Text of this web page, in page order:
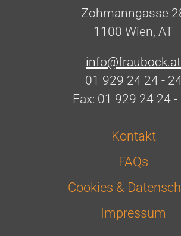
Zohmanngasse
1100 Wien, AT
info@fraubock.at
01 929 24 24 -
Fax: 01 929 24 24 -
Kontakt
FAQs
Cookies &
Impressum